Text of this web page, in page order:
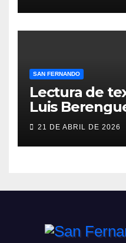
SAN FERNANDO
Lectura de
Luis
ERA
21 DE ABRIL DE 2026